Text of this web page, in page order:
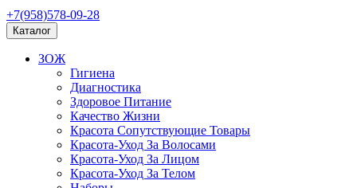
+7(958)578-09-28
Каталог
ЗОЖ
Гигиена
Диагностика
Здоровое Питание
Качество Жизни
Красота Сопутствующие Товары
Красота-Уход За Волосами
Красота-Уход За Лицом
Красота-Уход За Телом